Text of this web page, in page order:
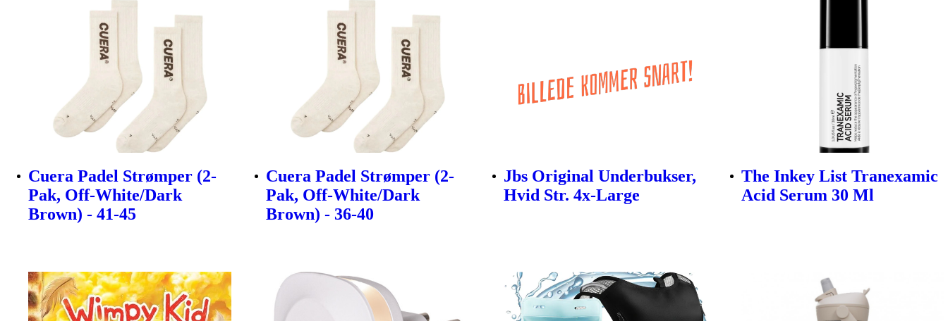
Cuera Padel Strømper (2-
Pak, Off-White/Dark
Brown) - 41-45
Cuera Padel Strømper (2-
Pak, Off-White/Dark
Brown) - 36-40
Jbs Original Underbukser,
Hvid Str. 4x-Large
The Inkey List Tranexamic
Acid Serum 30 Ml